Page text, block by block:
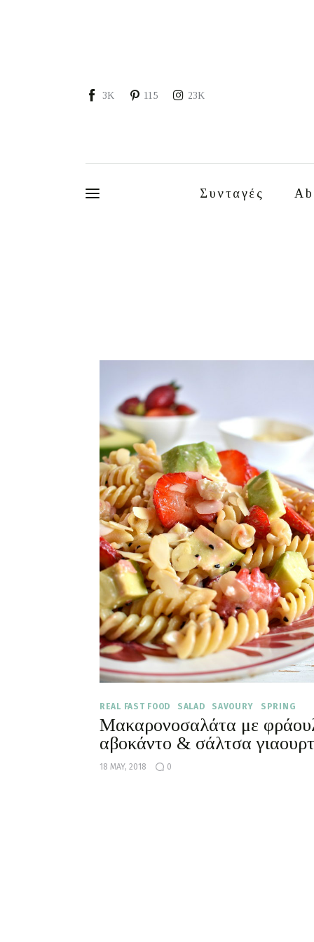
3K 115 23K
Συνταγές
REAL FAST FOOD SALAD SAVOURY SPRING
Μακαρονοσαλάτα με
αβοκάντο & σάλτσα
18 MAY, 2018 0